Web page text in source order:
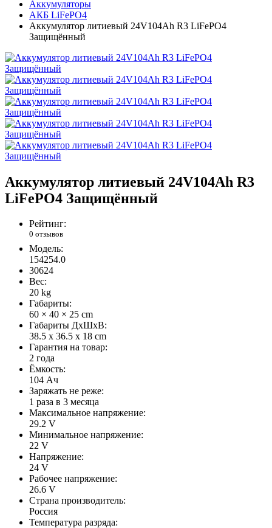
Аккумуляторы
АКБ LiFePO4
Аккумулятор литиевый 24V104Ah R3 LiFePO4
Защищённый
Аккумулятор литиевый 24V104Ah R3
LiFePO4 Защищённый
Рейтинг:
0 отзывов
Модель:
154254.0
30624
Вес:
20 kg
Габариты:
60 × 40 × 25 cm
Габариты ДхШхВ:
38.5 х 36.5 х 18 сm
Гарантия на товар:
2 года
Ёмкость:
104 Ач
Заряжать не реже:
1 раза в 3 месяца
Максимальное напряжение:
29.2 V
Минимальное напряжение:
22 V
Напряжение:
24 V
Рабочее напряжение:
26.6 V
Страна производитель:
Россия
Температура разряда: